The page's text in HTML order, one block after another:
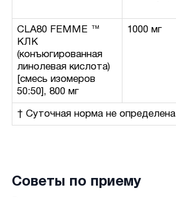
CLA80 FEMME ™
КЛК
(конъюгированная
линолевая кислота)
[смесь изомеров
50:50], 800 мг
1000 мг
† Суточная норма не определена
Советы по приему